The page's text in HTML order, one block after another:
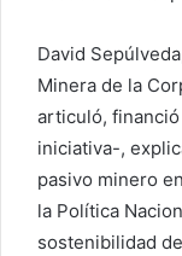
David
Minera de la
articuló,
iniciativa-,
pasivo minero
la Política
sostenibilidad